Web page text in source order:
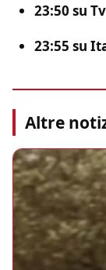
23:50 su
23:55 su
Altre